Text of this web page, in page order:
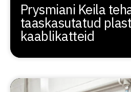
Prysmiani Keila
taaskasutatud
kaablikatteid